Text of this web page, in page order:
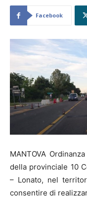
Facebook
MANTOVA
della provinciale 10
– Lonato, nel
consentire di